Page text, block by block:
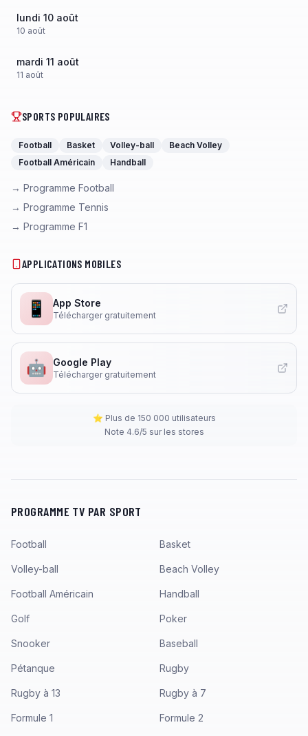
lundi 10 août
10 août
mardi 11 août
11 août
SPORTS POPULAIRES
Football Basket Volley-ball
Beach Volley
Football Américain
Handball
→ Programme Football
→ Programme Tennis
→ Programme F1
APPLICATIONS MOBILES
📱 App Store
Télécharger gratuitement
🤖 Google Play
Télécharger gratuitement
⭐ Plus de 150 000 utilisateurs
Note 4.6/5 sur les stores
PROGRAMME TV PAR SPORT
Football Basket
Volley-ball Beach Volley
Football Américain Handball
Golf Poker
Snooker Baseball
Pétanque Rugby
Rugby à 13 Rugby à 7
Formule 1 Formule 2